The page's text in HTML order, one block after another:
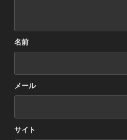
名前
メール
サイト